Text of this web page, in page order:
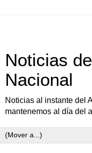
Noticias
Nacional
Noticias al instante del
mantenemos al día del